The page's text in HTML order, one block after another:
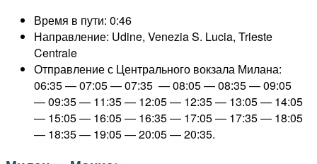
Время в пути: 0:46
Направление: Udine, Venezia S. Lucia, Trieste
Centrale
Отправление с Центрального вокзала Милана:
06:35 —07:05 — 07:35 — 08:05 — 08:35 — 09:05
— 09:35 — 11:35 — 12:05 — 12:35 — 13:05 — 14:05
— 15:05 — 16:05 — 16:35 — 17:05 — 17:35 — 18:05
— 18:35 — 19:05 — 20:05 — 20:35.